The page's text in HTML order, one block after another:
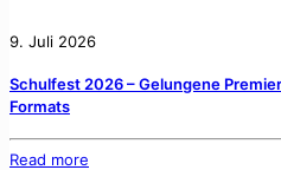
9. Juli 2026
Schulfest 2026 – Gelungene
Formats
Read more